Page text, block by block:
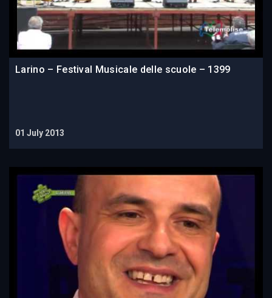
Larino – Festival Musicale delle scuole – 1399
01 July 2013